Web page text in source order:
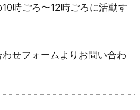
時ごろ〜12時ごろに活動す
せフォームよりお問い合わ